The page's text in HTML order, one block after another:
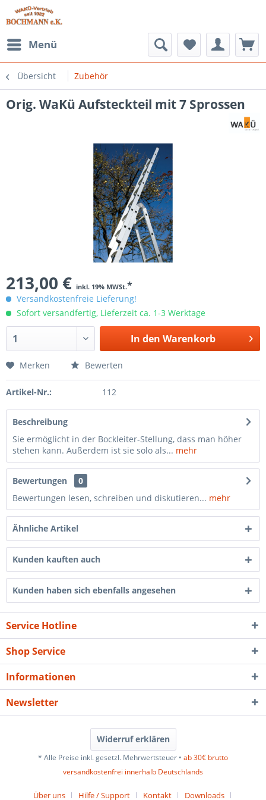
Menü
Übersicht Zubehör
Orig. WaKü Aufsteckteil mit 7 Sprossen
213,00 € inkl. 19% MWSt.*
Versandkostenfreie Lieferung!
Sofort versandfertig, Lieferzeit ca. 1-3 Werktage
In den Warenkorb
Merken Bewerten
Artikel-Nr.: 112
Beschreibung
Sie ermöglicht in der Bockleiter-Stellung, dass man höher
stehen kann. Außerdem ist sie solo als... mehr
Bewertungen
0
Bewertungen lesen, schreiben und diskutieren... mehr
Ähnliche Artikel
Kunden kauften auch
Kunden haben sich ebenfalls angesehen
Service Hotline
Shop Service
Informationen
Newsletter
Widerruf erklären
* Alle Preise inkl. gesetzl. Mehrwertsteuer • ab 30€ brutto
versandkostenfrei innerhalb Deutschlands
Über uns Hilfe / Support Kontakt Downloads